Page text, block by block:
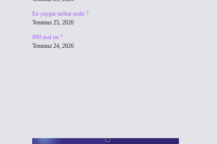
En yaygın tarikat nedir ?
Temmuz 25, 2026
999 asal mı ?
Temmuz 24, 2026